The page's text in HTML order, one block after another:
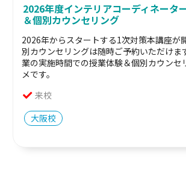
2026年度インテリアコーディネータ
＆個別カウンセリング
2026年からスタートする1次対策本講座が
別カウンセリングは随時ご予約いただけま
業の実施時間での授業体験＆個別カウンセ
メです。
来校
大阪校